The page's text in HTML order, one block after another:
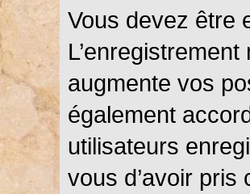
Vous devez être
augmente vos
également
utilisateurs
vous d’avoir pris